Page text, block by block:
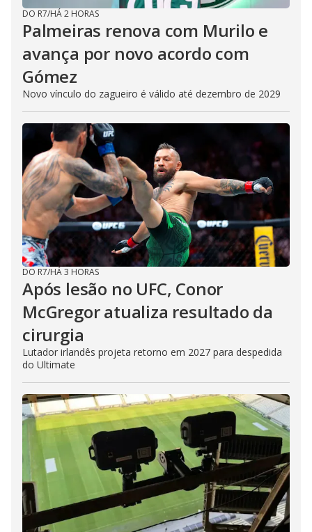
DO R7/HÁ 2 HORAS
Palmeiras renova com Murilo e
avança por novo acordo com
Gómez
Novo vínculo do zagueiro é válido até dezembro de 2029
DO R7/HÁ 3 HORAS
Após lesão no UFC, Conor
McGregor atualiza resultado da
cirurgia
Lutador irlandês projeta retorno em 2027 para despedida
do Ultimate